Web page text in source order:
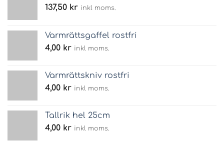
137,50 kr inkl moms.
Varmrättsgaffel rostfri
4,00 kr inkl moms.
Varmrättskniv rostfri
4,00 kr inkl moms.
Tallrik hel 25cm
4,00 kr inkl moms.